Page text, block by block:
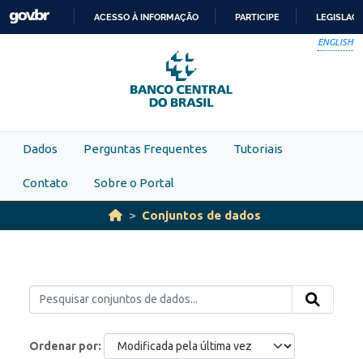
Skip to main content
PARA
O
CONTEÚDO
ACESSO À INFORMAÇÃO PARTICIPE
ENGLISH
Dados Perguntas Frequentes Tutoriais
Contato Sobre o Portal
Conjuntos de dados
Ordenar por